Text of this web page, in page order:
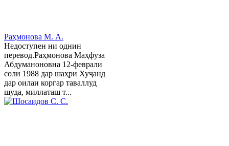
Раҳмонова М. А.
Недоступен ни однин
перевод.Раҳмонова Маҳфуза
Абдуманоновна 12-феврали
соли 1988 дар шаҳри Хуҷанд
дар оилаи коргар таваллуд
шуда, миллаташ т...